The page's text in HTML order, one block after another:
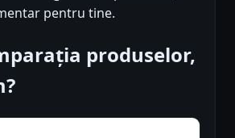
pentru tine.
produselor,